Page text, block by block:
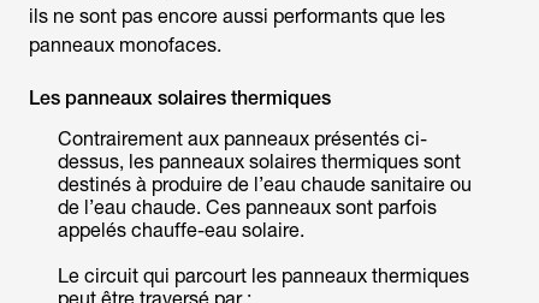
ils ne sont pas encore aussi performants que les
panneaux monofaces.
Les panneaux solaires thermiques
Contrairement aux panneaux présentés ci-
dessus, les panneaux solaires thermiques sont
destinés à produire de l’eau chaude sanitaire ou
de l’eau chaude. Ces panneaux sont parfois
appelés chauffe-eau solaire.
Le circuit qui parcourt les panneaux thermiques